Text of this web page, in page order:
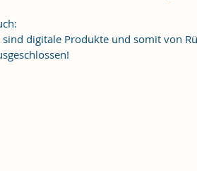
sind digitale Produkte und somit von